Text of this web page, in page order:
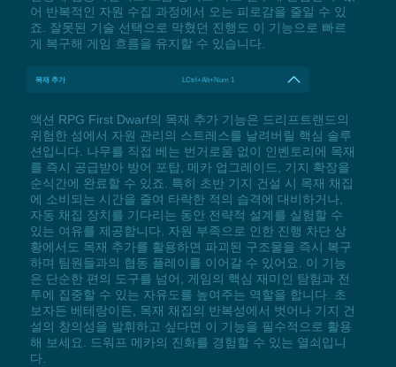
어 반복적인 자원 수집 과정에서 오는 피로감을 줄일 수 있
죠. 잘못된 기술 선택으로 막혔던 진행도 이 기능으로 빠르
게 복구해 게임 흐름을 유지할 수 있습니다.
목재 추가 LCtrl+Alt+Num 1
액션 RPG First Dwarf의 목재 추가 기능은 드리프트랜드의
위험한 섬에서 자원 관리의 스트레스를 날려버릴 핵심 솔루
션입니다. 나무를 직접 베는 번거로움 없이 인벤토리에 목재
를 즉시 공급받아 방어 포탑, 메카 업그레이드, 기지 확장을
순식간에 완료할 수 있죠. 특히 초반 기지 건설 시 목재 채집
에 소비되는 시간을 줄여 타락한 적의 습격에 대비하거나,
자동 채집 장치를 기다리는 동안 전략적 설계를 실험할 수
있는 여유를 제공합니다. 자원 부족으로 인한 진행 차단 상
황에서도 목재 추가를 활용하면 파괴된 구조물을 즉시 복구
하며 팀원들과의 협동 플레이를 이어갈 수 있어요. 이 기능
은 단순한 편의 도구를 넘어, 게임의 핵심 재미인 탐험과 전
투에 집중할 수 있는 자유도를 높여주는 역할을 합니다. 초
보자든 베테랑이든, 목재 채집의 반복성에서 벗어나 기지 건
설의 창의성을 발휘하고 싶다면 이 기능을 필수적으로 활용
해 보세요. 드워프 메카의 진화를 경험할 수 있는 열쇠입니
다.